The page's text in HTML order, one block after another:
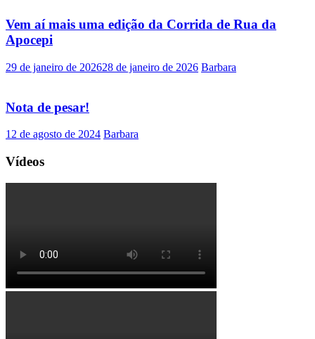
Vem aí mais uma edição da Corrida de Rua da
Apocepi
29 de janeiro de 202628 de janeiro de 2026 Barbara
Nota de pesar!
12 de agosto de 2024 Barbara
Vídeos